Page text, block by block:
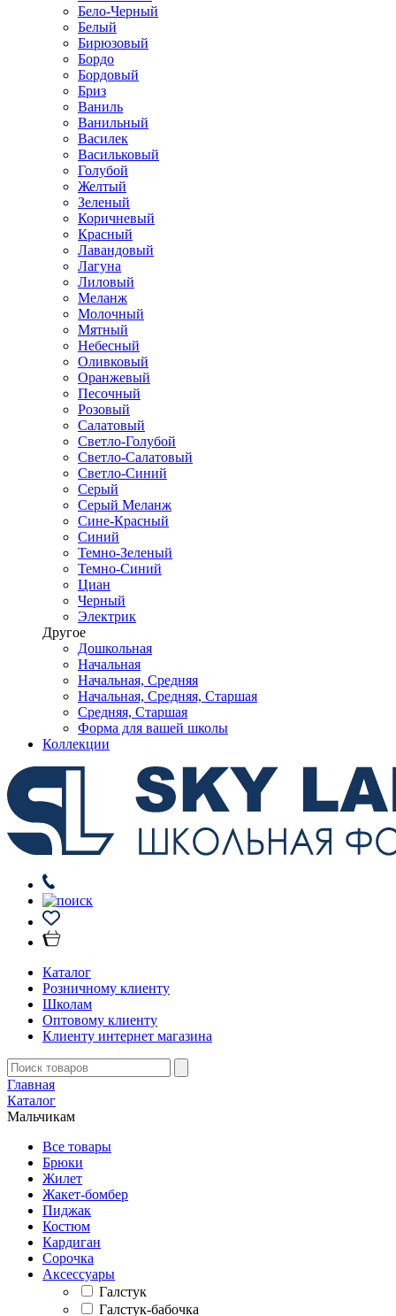
Бело-Черный
Белый
Бирюзовый
Бордо
Бордовый
Бриз
Ваниль
Ванильный
Василек
Васильковый
Голубой
Желтый
Зеленый
Коричневый
Красный
Лавандовый
Лагуна
Лиловый
Меланж
Молочный
Мятный
Небесный
Оливковый
Оранжевый
Песочный
Розовый
Салатовый
Светло-Голубой
Светло-Салатовый
Светло-Синий
Серый
Серый Меланж
Сине-Красный
Синий
Темно-Зеленый
Темно-Синий
Циан
Черный
Электрик
Другое
Дошкольная
Начальная
Начальная, Средняя
Начальная, Средняя, Старшая
Средняя, Старшая
Форма для вашей школы
Коллекции
Каталог
Розничному клиенту
Школам
Оптовому клиенту
Клиенту интернет магазина
Главная
Каталог
Мальчикам
Все товары
Брюки
Жилет
Жакет-бомбер
Пиджак
Костюм
Кардиган
Сорочка
Аксессуары
Галстук
Галстук-бабочка